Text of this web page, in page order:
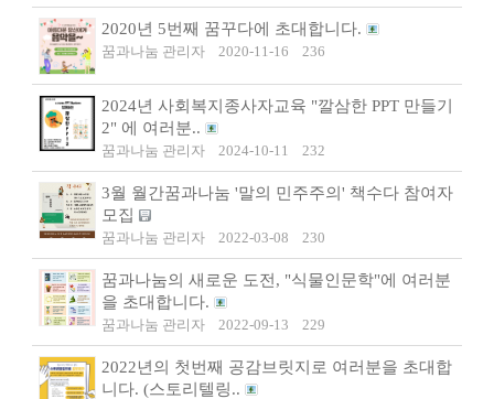
2020년 5번째 꿈꾸다에 초대합니다.
꿈과나눔 관리자 2020-11-16 236
2024년 사회복지종사자교육 "깔삼한 PPT 만들기
2" 에 여러분..
꿈과나눔 관리자 2024-10-11 232
3월 월간꿈과나눔 '말의 민주주의' 책수다 참여자
모집
꿈과나눔 관리자 2022-03-08 230
꿈과나눔의 새로운 도전, "식물인문학"에 여러분
을 초대합니다.
꿈과나눔 관리자 2022-09-13 229
2022년의 첫번째 공감브릿지로 여러분을 초대합
니다. (스토리텔링..